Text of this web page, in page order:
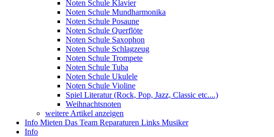
Noten Schule Klavier
Noten Schule Mundharmonika
Noten Schule Posaune
Noten Schule Querflöte
Noten Schule Saxophon
Noten Schule Schlagzeug
Noten Schule Trompete
Noten Schule Tuba
Noten Schule Ukulele
Noten Schule Violine
Spiel Literatur (Rock, Pop, Jazz, Classic etc....)
Weihnachtsnoten
weitere Artikel anzeigen
Info Mieten Das Team Reparaturen Links Musiker
Info